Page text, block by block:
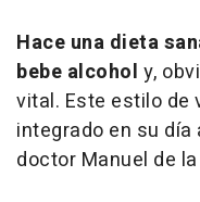
Hace una dieta
bebe alcohol y,
vital. Este estilo de
integrado en su
doctor Manuel de